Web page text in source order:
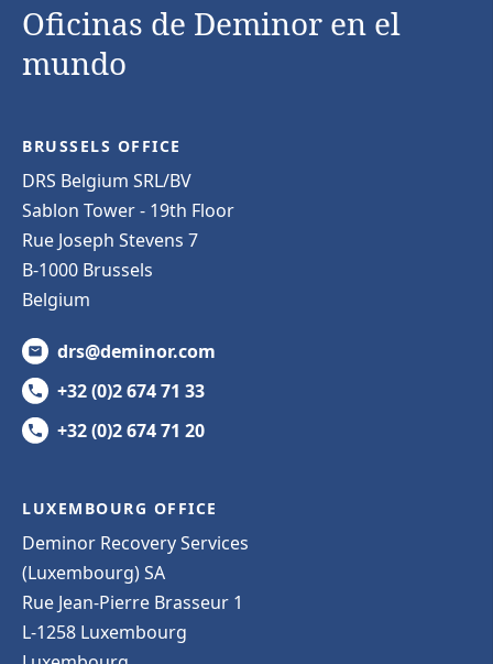
Oficinas de Deminor en el
mundo
BRUSSELS OFFICE
DRS Belgium SRL/BV
Sablon Tower - 19th Floor
Rue Joseph Stevens 7
B-1000 Brussels
Belgium
drs@deminor.com
+32 (0)2 674 71 33
+32 (0)2 674 71 20
LUXEMBOURG OFFICE
Deminor Recovery Services
(Luxembourg) SA
Rue Jean-Pierre Brasseur 1
L-1258 Luxembourg